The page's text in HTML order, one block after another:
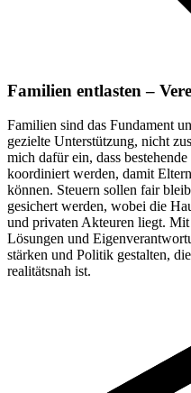
Familien entlasten –
Familien sind das Fundament
gezielte Unterstützung, nicht
mich dafür ein, dass
koordiniert werden, damit
können. Steuern sollen fair
gesichert werden, wobei die
und privaten Akteuren liegt.
Lösungen und
stärken und Politik gestalten,
realitätsnah ist.